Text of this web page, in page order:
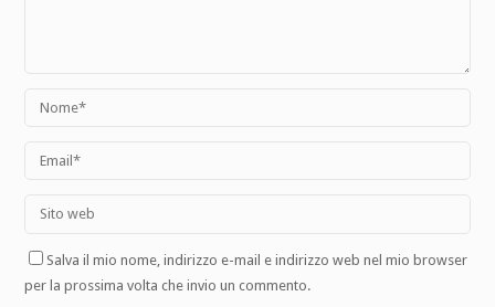
Salva il mio nome, indirizzo e-mail e indirizzo web nel mio browser
per la prossima volta che invio un commento.